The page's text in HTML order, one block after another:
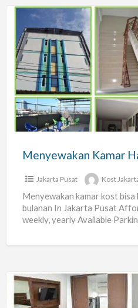
Menyewakan
Kamar
Harian
Fasilitas
Exclusive
Jakarta Pusat Kost
Menyewakan kamar kost bisa
bulanan In Jakarta Pusat
weekly, yearly Available
Kamar